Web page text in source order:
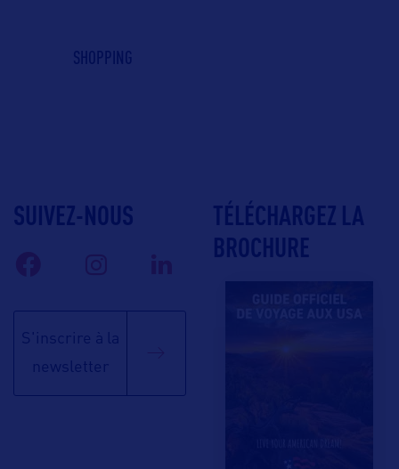
SHOPPING
SUIVEZ-NOUS
S'inscrire à la
newsletter
TÉLÉCHARGEZ LA
BROCHURE